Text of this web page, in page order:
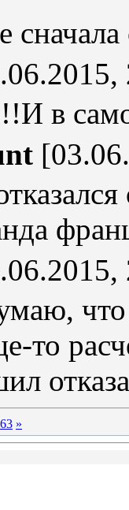
в
что
то
63 »